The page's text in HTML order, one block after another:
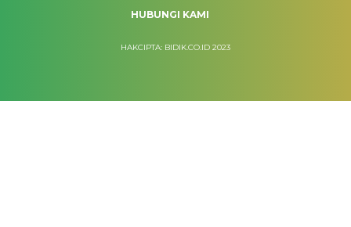
HUBUNGI KAMI
HAKCIPTA: BIDIK.CO.ID 2023